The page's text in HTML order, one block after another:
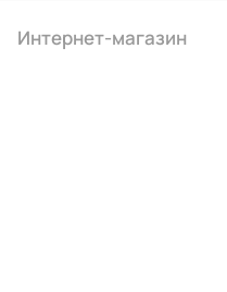
Интернет-магазин